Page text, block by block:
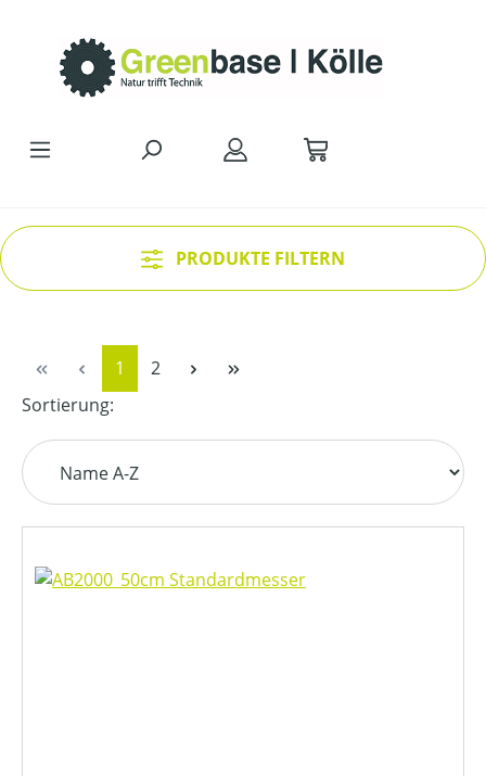
PRODUKTE FILTERN
Seite
1 Seite
2
Sortierung: